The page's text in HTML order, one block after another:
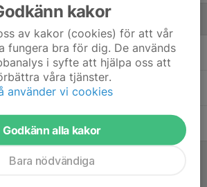
Lagledare, admin, assisterande
Tränare
Huvudtränare
kakor
av kakor (cookies) för att vår
fungera bra för dig. De används
i syfte att hjälpa oss att
våra tjänster.
använder vi cookies
Godkänn alla kakor
Bara nödvändiga